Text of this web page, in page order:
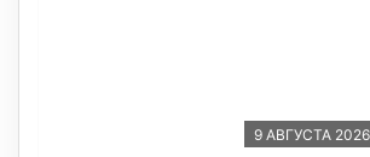
9 АВГУСТА